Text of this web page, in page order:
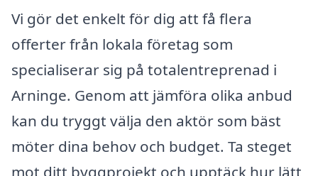
Vi gör det enkelt för dig att få flera
offerter från lokala företag som
specialiserar sig på totalentreprenad i
Arninge. Genom att jämföra olika anbud
kan du tryggt välja den aktör som bäst
möter dina behov och budget. Ta steget